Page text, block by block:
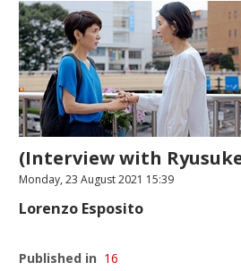
(Interview with
Monday, 23 August 2021 15:39
Lorenzo Esposito
Published in 16